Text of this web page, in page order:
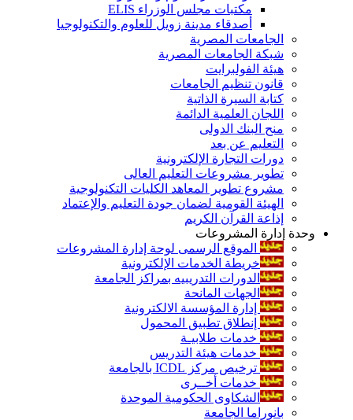
مكتبات مجلس الوزراء ELIS
أصدقاء مدينة زويل للعلوم والتكنولوجيا
الجامعات المصرية
شبكة الجامعات المصرية
هيئة الفولبرايت
قانون تنظيم الجامعات
كتابة السيرة الذاتية
اللجان العلمية الدائمة
منح البنك الدولى
التعليم عن بعد
دورات التجارة الإلكترونية
تطوير مشروعات التعليم العالى
مشروع تطوير المعاهد الكليات التكنولوجية
الهيئة القومية لضمان جودة التعليم والإعتماد
إذاعة القرآن الكريم
وحدة إدارة المشروعات
الموقع الرسمى لوحة إدارة المشروعات
خريطة الخدمات الإلكترونية
الدورات التدريبيه بمراكز الجامعة
الجهات المانحة
إدارة المؤسسة الالكترونية
إنطلاق تطبيق المحمول
خدمات طلابيـة
خدمات هيئة التدريس
ترخيص مركز ICDL بالجامعة
خدمات أخــرى
الشكاوى الحكومية الموحدة
بانوراما الجامعة